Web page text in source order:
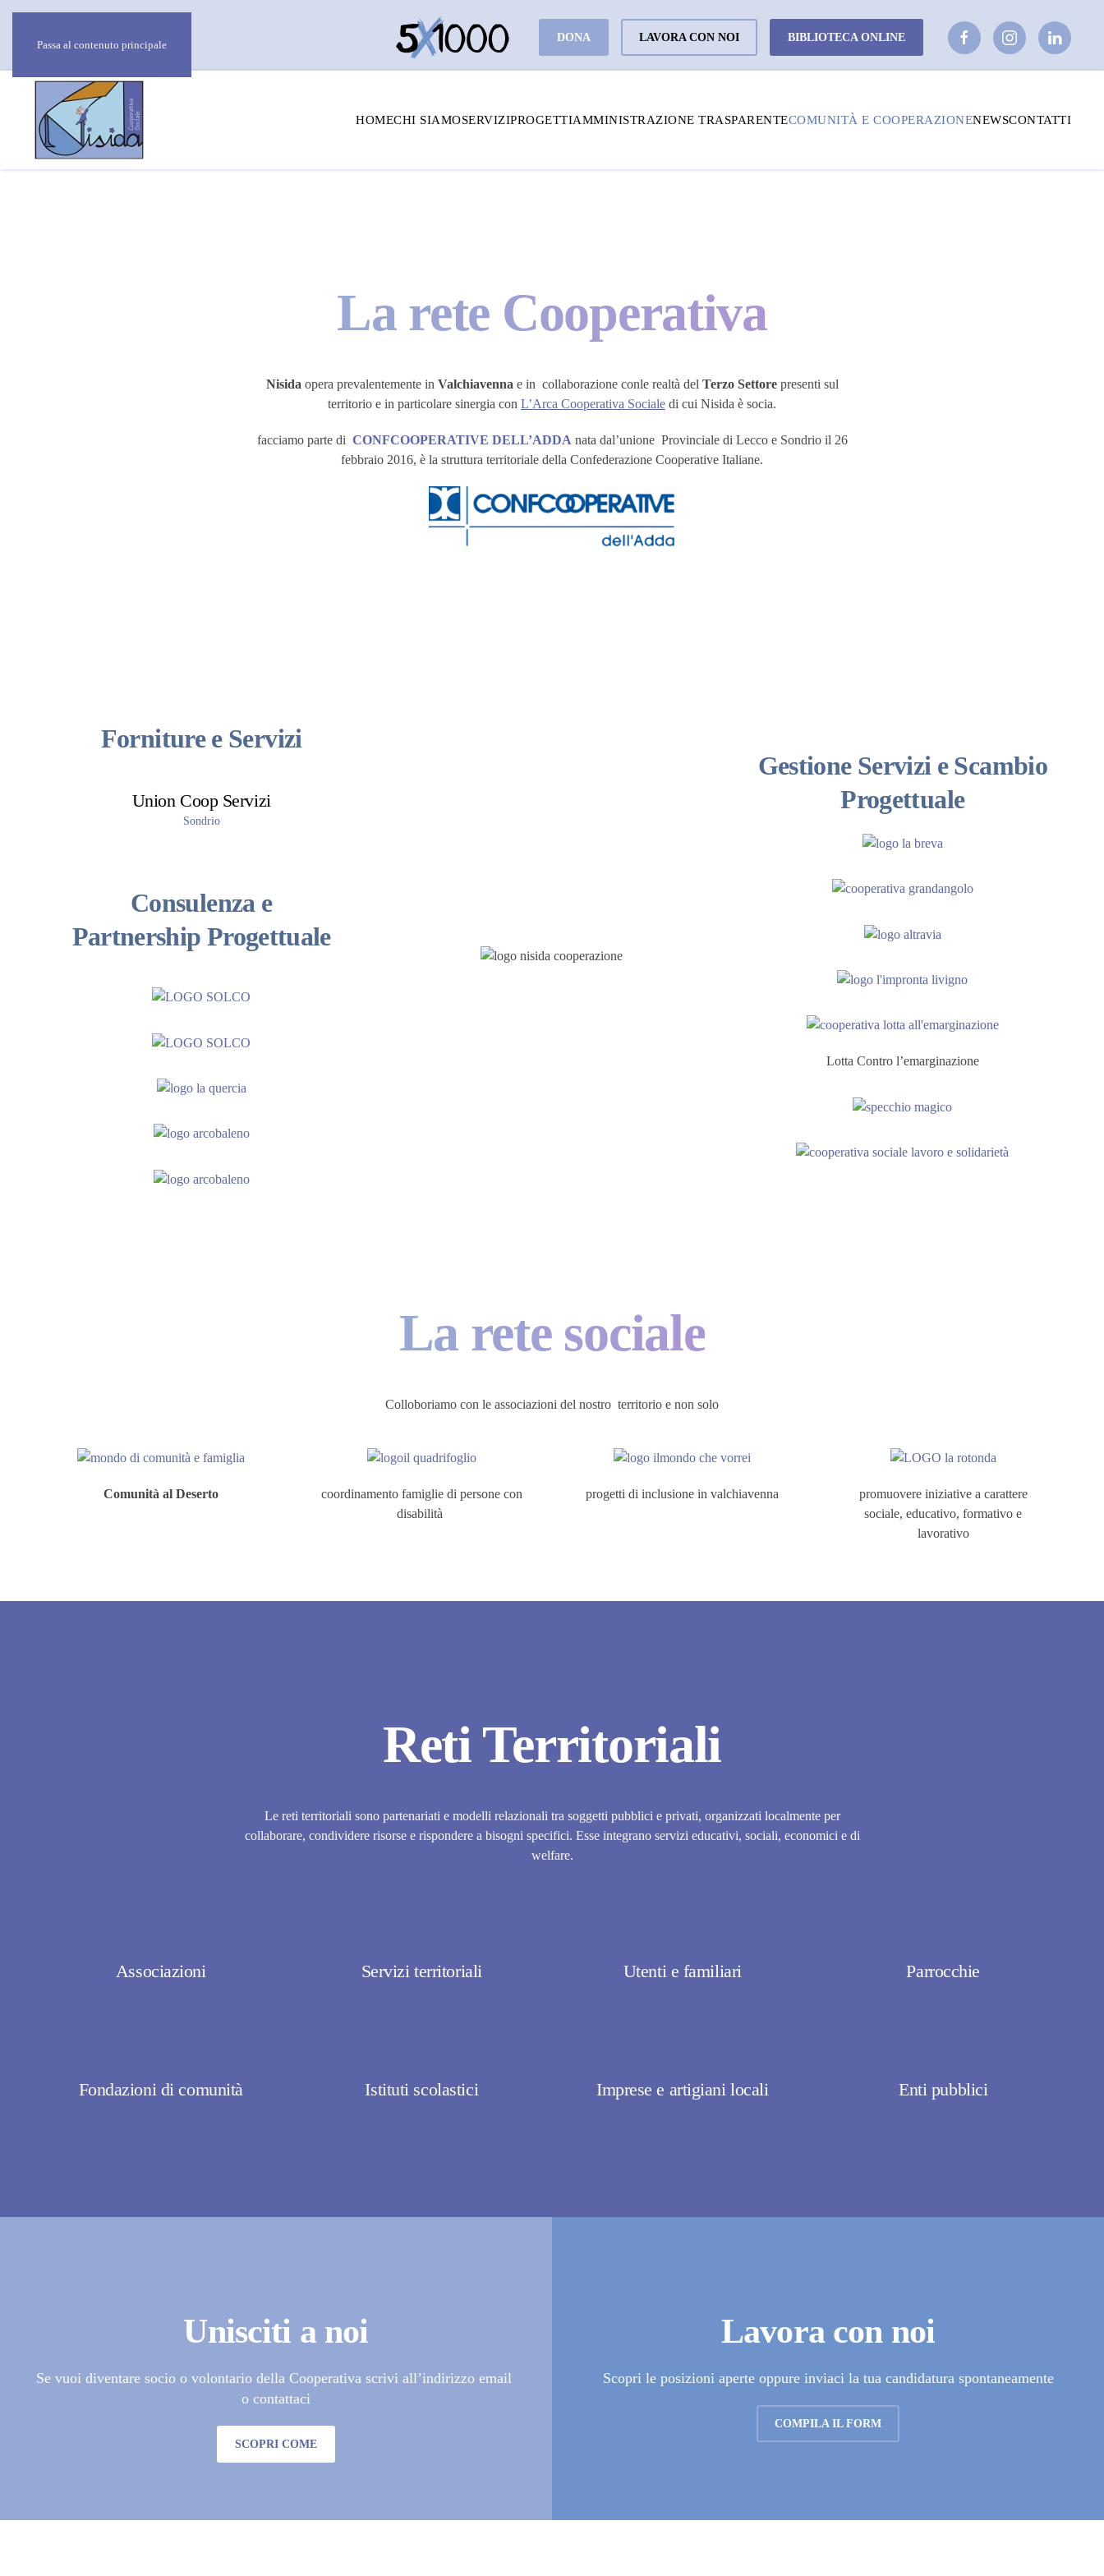
Passa al contenuto principale
DONA LAVORA CON NOI BIBLIOTECA ONLINE
HOMECHI SIAMOSERVIZIPROGETTIAMMINISTRAZIONE TRASPARENTECOMUNITÀ E COOPERAZIONENEWSCONTATTI
La rete Cooperativa
Nisida opera prevalentemente in Valchiavenna e in collaborazione conle realtà del Terzo Settorepresenti sul
territorio e in particolare sinergia con L’Arca Cooperativa Sociale di cui Nisida è socia.
facciamo parte di CONFCOOPERATIVE DELL’ADDA nata dal’unione Provinciale di Lecco e Sondrio il 26
febbraio 2016, è la struttura territoriale della Confederazione Cooperative Italiane.
Forniture e Servizi
Union Coop Servizi
Sondrio
Consulenza e
Partnership Progettuale
Gestione Servizi e Scambio
Progettuale
Lotta Contro l’emarginazione
La rete sociale
Colloboriamo con le associazioni del nostro territorio e non solo
Comunità al Deserto
coordinamento famiglie di persone con
disabilità
progetti di inclusione in valchiavenna
promuovere iniziative a carattere
sociale, educativo, formativo e
lavorativo
Reti Territoriali
Le reti territoriali sono partenariati e modelli relazionali tra soggetti pubblici e privati, organizzati localmente per
collaborare, condividere risorse e rispondere a bisogni specifici. Esse integrano servizi educativi, sociali, economici e di
welfare.
Associazioni Servizi territoriali Utenti e familiari Parrocchie
Fondazioni di comunità Istituti scolastici Imprese e artigiani locali Enti pubblici
Unisciti a noi
Se vuoi diventare socio o volontario della Cooperativa scrivi all’indirizzo email
o contattaci
SCOPRI COME
Lavora con noi
Scopri le posizioni aperte oppure inviaci la tua candidatura spontaneamente
COMPILA IL FORM